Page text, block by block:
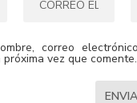
correo
vez que comente.